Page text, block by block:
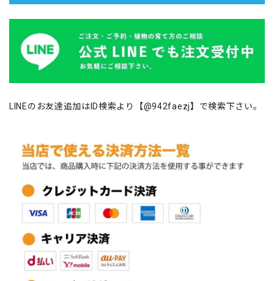
LINEのお友達追加はID検索より【@942faezj】で検索下さい。